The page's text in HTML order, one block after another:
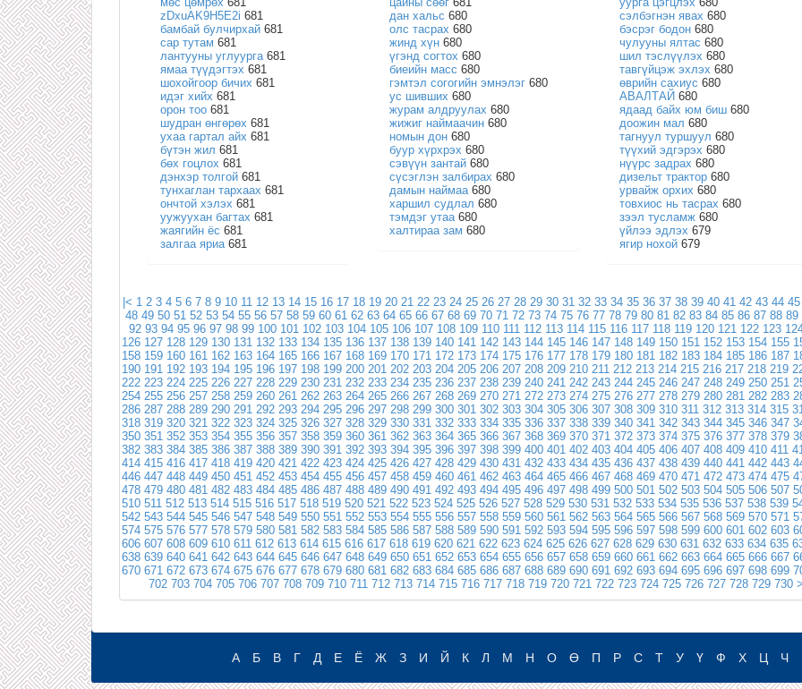
zDxuAK9H5E2i 681
бамбай булчирхай 681
сар тутам 681
лантууны углуурга681
ямаа түүдэгтэх 681
шохойгоор бичих 681
идэг хийх 681
орон тоо 681
шудран өнгөрөх 681
ухаа гартал айх 681
бүтэн жил 681
бөх гоцлох 681
дэнхэр толгой 681
тунхаглан тархаах 681
ончтой хэлэх 681
уужуухан багтах 681
жаягийн ёс 681
залгаа яриа681
дан хальс 680
олс тасрах 680
жинд хүн 680
үгэнд согтох 680
биеийн масс 680
гэмтэл согогийн эмнэлэг 680
ус шивших 680
журам алдруулах 680
жижиг наймаачин 680
номын дон 680
буур хүрхрэх 680
сэвүүн зантай 680
сүсэглэн залбирах 680
дамын наймаа680
харшил судлал 680
тэмдэг утаа680
халтираа зам 680
сэлбэгнэн явах 680
бэсрэг бодон680
чулууны ялтас 680
шил тэслүүлэх 680
тавгүйцэж эхлэх 680
өврийн сахиус 680
АВАЛТАЙ 680
ядаад байх юм биш680
доожин мал 680
тагнуул туршуул 680
түүхий эдгэрэх 680
нүүрс задрах 680
дизельт трактор680
урвайж орхих 680
товхиос нь тасрах 680
зээл тусламж680
үйлээ эдлэх 679
ягир нохой679
|< 1 2 3 4 5 6 7 8 9 10 11 12 13 14 15 16 17 18 19 20 21 22 23 24 25 26 27 28 29 30 31 32 33 34 35 36 37 38 39 40 41 42 43 44 45
48 49 50 51 52 53 54 55 56 57 58 59 60 61 62 63 64 65 66 67 68 69 70 71 72 73 74 75 76 77 78 79 80 81 82 83 84 85 86 87 88 89
92 93 94 95 96 97 98 99 100 101 102 103 104 105 106 107 108 109 110 111 112 113 114 115 116 117 118 119 120 121 122 123
126 127 128 129 130 131 132 133 134 135 136 137 138 139 140 141 142 143 144 145 146 147 148 149 150 151 152 153 154 155
158 159 160 161 162 163 164 165 166 167 168 169 170 171 172 173 174 175 176 177 178 179 180 181 182 183 184 185 186 187
190 191 192 193 194 195 196 197 198 199 200 201 202 203 204 205 206 207 208 209 210 211 212 213 214 215 216 217 218 219
222 223 224 225 226 227 228 229 230 231 232 233 234 235 236 237 238 239 240 241 242 243 244 245 246 247 248 249 250 251
254 255 256 257 258 259 260 261 262 263 264 265 266 267 268 269 270 271 272 273 274 275 276 277 278 279 280 281 282 283
286 287 288 289 290 291 292 293 294 295 296 297 298 299 300 301 302 303 304 305 306 307 308 309 310 311 312 313 314 315
318 319 320 321 322 323 324 325 326 327 328 329 330 331 332 333 334 335 336 337 338 339 340 341 342 343 344 345 346 347
350 351 352 353 354 355 356 357 358 359 360 361 362 363 364 365 366 367 368 369 370 371 372 373 374 375 376 377 378 379
382 383 384 385 386 387 388 389 390 391 392 393 394 395 396 397 398 399 400 401 402 403 404 405 406 407 408 409 410 411
414 415 416 417 418 419 420 421 422 423 424 425 426 427 428 429 430 431 432 433 434 435 436 437 438 439 440 441 442 443
446 447 448 449 450 451 452 453 454 455 456 457 458 459 460 461 462 463 464 465 466 467 468 469 470 471 472 473 474 475
478 479 480 481 482 483 484 485 486 487 488 489 490 491 492 493 494 495 496 497 498 499 500 501 502 503 504 505 506 507
510 511 512 513 514 515 516 517 518 519 520 521 522 523 524 525 526 527 528 529 530 531 532 533 534 535 536 537 538 539
542 543 544 545 546 547 548 549 550 551 552 553 554 555 556 557 558 559 560 561 562 563 564 565 566 567 568 569 570 571
574 575 576 577 578 579 580 581 582 583 584 585 586 587 588 589 590 591 592 593 594 595 596 597 598 599 600 601 602 603
606 607 608 609 610 611 612 613 614 615 616 617 618 619 620 621 622 623 624 625 626 627 628 629 630 631 632 633 634 635
638 639 640 641 642 643 644 645 646 647 648 649 650 651 652 653 654 655 656 657 658 659 660 661 662 663 664 665 666 667
670 671 672 673 674 675 676 677 678 679 680 681 682 683 684 685 686 687 688 689 690 691 692 693 694 695 696 697 698 699
702 703 704 705 706 707 708 709 710 711 712 713 714 715 716 717 718 719 720 721 722 723 724 725 726 727 728 729 730
А Б В Г Д Е Ё Ж З И Й К Л М Н О Ө П Р С Т У Ү Ф Х Ц Ч